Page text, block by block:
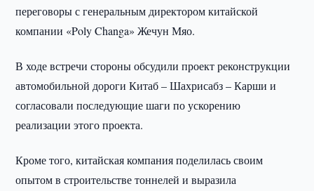
переговоры с генеральным директором китайской
компании «Poly Changa» Жечун Мяо.
В ходе встречи стороны обсудили проект реконструкции
автомобильной дороги Китаб – Шахрисабз – Карши и
согласовали последующие шаги по ускорению
реализации этого проекта.
Кроме того, китайская компания поделилась своим
опытом в строительстве тоннелей и выразила